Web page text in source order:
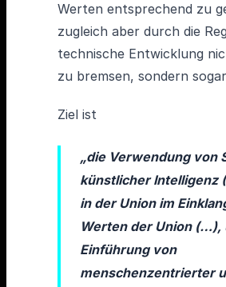
Werten entsprechend zu
zugleich aber durch die
technische Entwicklung
zu bremsen, sondern
Ziel ist
„die Verwendung von
künstlicher Intelligenz
in der Union im
Werten der Union (…),
Einführung von
menschenzentrierter